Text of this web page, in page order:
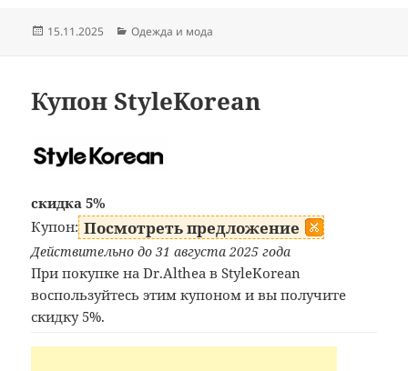
Опубликовано
15.11.2025 Рубрики
Одежда и мода
Купон StyleKorean
скидка 5%
Купон: Посмотреть предложение
Действительно до 31 августа 2025 года
При покупке на Dr.Althea в StyleKorean
воспользуйтесь этим купоном и вы получите
скидку 5%.